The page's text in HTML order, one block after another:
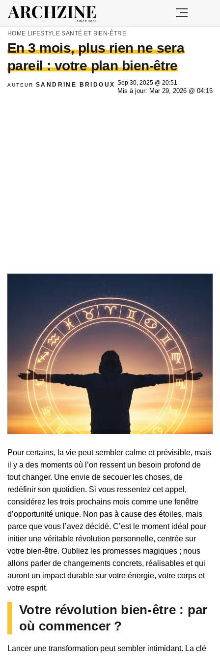
HOME LIFESTYLE SANTÉ ET BIEN-ÊTRE
En 3 mois, plus rien ne sera
pareil : votre plan bien-être
AUTEUR SANDRINE BRIDOUX Sep 30, 2025 @ 20:51
Mis à jour: Mar 29, 2026 @ 04:15
Pour certains, la vie peut sembler calme et prévisible, mais
il y a des moments où l’on ressent un besoin profond de
tout changer. Une envie de secouer les choses, de
redéfinir son quotidien. Si vous ressentez cet appel,
considérez les trois prochains mois comme une fenêtre
d’opportunité unique. Non pas à cause des étoiles, mais
parce que vous l’avez décidé. C’est le moment idéal pour
initier une véritable révolution personnelle, centrée sur
votre bien-être. Oubliez les promesses magiques ; nous
allons parler de changements concrets, réalisables et qui
auront un impact durable sur votre énergie, votre corps et
votre esprit.
Votre révolution bien-être : par
où commencer ?
Lancer une transformation peut sembler intimidant. La clé